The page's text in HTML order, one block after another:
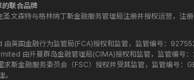
的联合品牌
文森特与格林纳丁斯金融服务管理局注册并授权运营，注
英国金融行为监管局(FCA)授权和监管，监管编号：
由开曼群岛金融管理局(CIMA)授权和监管，监管编号
求斯金融服务委员会（FSC）授权并受其监管，监管编